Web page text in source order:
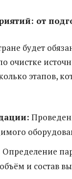
от
будет
очистке
этапов,
Определение
и состав